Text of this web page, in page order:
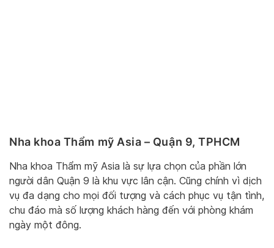
Nha khoa Thẩm mỹ Asia – Quận 9, TPHCM
Nha khoa Thẩm mỹ Asia là sự lựa chọn của phần lớn
người dân Quận 9 là khu vực lân cận. Cũng chính vì dịch
vụ đa dạng cho mọi đối tượng và cách phục vụ tận tình,
chu đáo mà số lượng khách hàng đến với phòng khám
ngày một đông.